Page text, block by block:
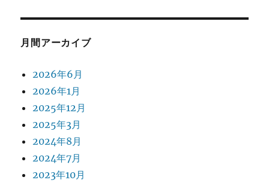
月間アーカイブ
2026年6月
2026年1月
2025年12月
2025年3月
2024年8月
2024年7月
2023年10月